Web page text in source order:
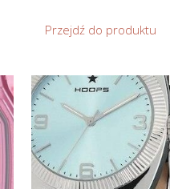
Przejdź do produktu